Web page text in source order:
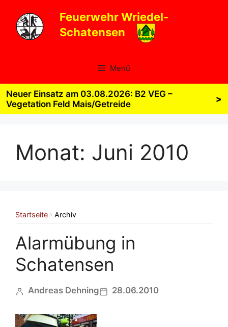
Inhalt
springen
Feuerwehr Wriedel-
Schatensen
Menü
Neuer Einsatz am 03.08.2026: B2 VEG –
Vegetation Feld Mais/Getreide
>
Monat: Juni 2010
Startseite › Archiv
Alarmübung in
Schatensen
Andreas Dehning 28.06.2010